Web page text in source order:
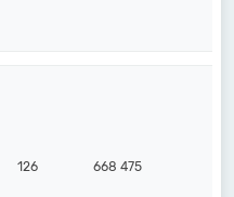
126 668 475